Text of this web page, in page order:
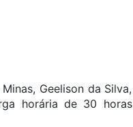
Geelison da Silva,
horária de 30 horas